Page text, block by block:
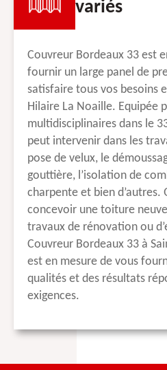
variés
Couvreur Bordeaux 33 est
fournir un large panel de
satisfaire tous vos besoins
Hilaire La Noaille. Equipée
multidisciplinaires dans le
peut intervenir dans les
pose de velux, le
gouttière, l’isolation de
charpente et bien d’autres.
concevoir une toiture
travaux de rénovation ou
Couvreur Bordeaux 33 à
est en mesure de vous
qualités et des résultats
exigences.